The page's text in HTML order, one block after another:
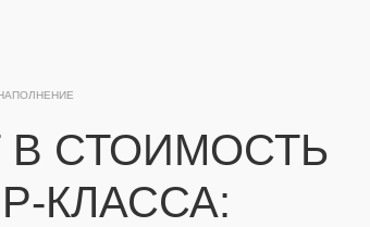
В СТОИМОСТЬ
КЛАССА: